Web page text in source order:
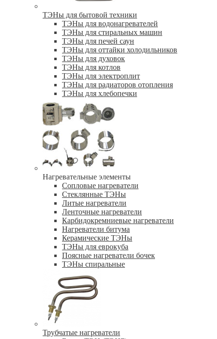
ТЭНы для бытовой техники
ТЭНы для водонагревателей
ТЭНы для стиральных машин
ТЭНы для печей саун
ТЭНы для оттайки холодильников
ТЭНы для духовок
ТЭНы для котлов
ТЭНы для электроплит
ТЭНы для радиаторов отопления
ТЭНы для хлебопечки
Нагревательные элементы
Сопловые нагреватели
Стеклянные ТЭНы
Литые нагреватели
Ленточные нагреватели
Карбидокремниевые нагреватели
Нагреватели битума
Керамические ТЭНы
ТЭНы для еврокуба
Поясные нагреватели бочек
ТЭНы спиральные
Трубчатые нагреватели